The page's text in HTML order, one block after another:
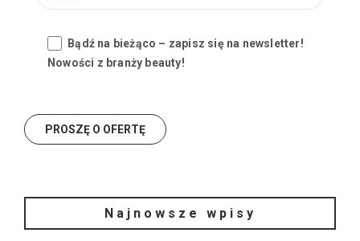
Bądź na bieżąco – zapisz się na newsletter!
Nowości z branży beauty!
Najnowsze wpisy